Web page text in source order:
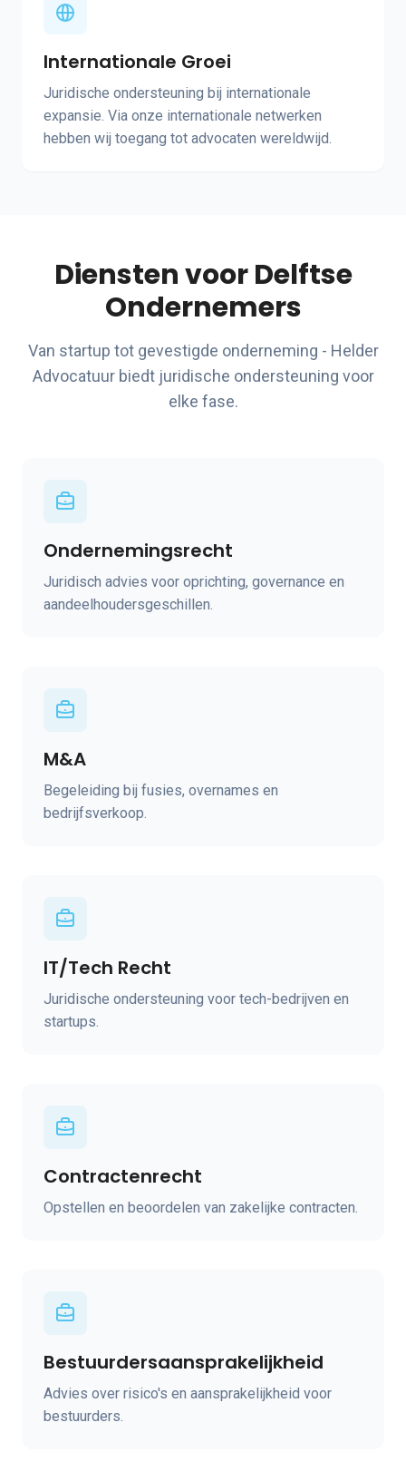
Internationale Groei
Juridische ondersteuning bij internationale
expansie. Via onze internationale netwerken
hebben wij toegang tot advocaten wereldwijd.
Diensten voor Delftse
Ondernemers
Van startup tot gevestigde onderneming - Helder
Advocatuur biedt juridische ondersteuning voor
elke fase.
Ondernemingsrecht
Juridisch advies voor oprichting, governance en
aandeelhoudersgeschillen.
M&A
Begeleiding bij fusies, overnames en
bedrijfsverkoop.
IT/Tech Recht
Juridische ondersteuning voor tech-bedrijven en
startups.
Contractenrecht
Opstellen en beoordelen van zakelijke contracten.
Bestuurdersaansprakelijkheid
Advies over risico's en aansprakelijkheid voor
bestuurders.